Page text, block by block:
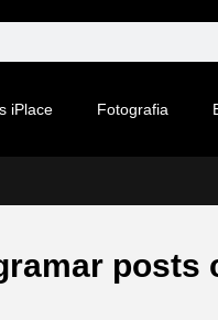
iPlace Fotografia
posts